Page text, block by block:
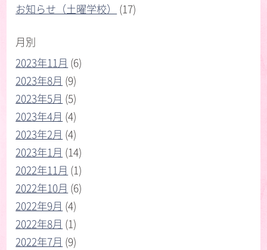
お知らせ（土曜学校）
(17)
月別
2023年11月 (6)
2023年8月 (9)
2023年5月 (5)
2023年4月 (4)
2023年2月 (4)
2023年1月 (14)
2022年11月 (1)
2022年10月 (6)
2022年9月 (4)
2022年8月 (1)
2022年7月 (9)